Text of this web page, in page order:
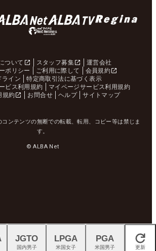
ついて スタッフ募集
運営会社
ポリシー
ご利用に際して
会員規約
ライン
特定商取引法に基づく表示
ビス利用規約
マイページサービス利用規約
規約
お問合せ ヘルプ サイトマップ
ンテンツの無断での転載、転用、コピー等は禁じま
す。
© ALBA Net
閉じる
JGTO
国内男子
LPGA
米国女子
PGA
米国男子 更新